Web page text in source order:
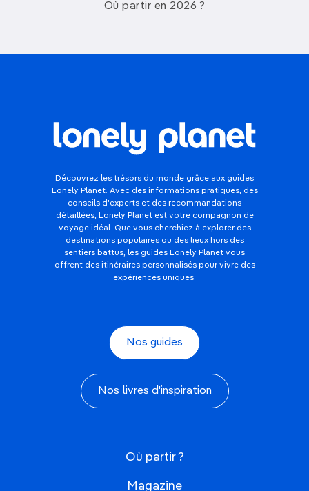
Où partir en 2026 ?
Découvrez les trésors du monde grâce aux guides
Lonely Planet. Avec des informations pratiques, des
conseils d'experts et des recommandations
détaillées, Lonely Planet est votre compagnon de
voyage idéal. Que vous cherchiez à explorer des
destinations populaires ou des lieux hors des
sentiers battus, les guides Lonely Planet vous
offrent des itinéraires personnalisés pour vivre des
expériences uniques.
Nos guides
Nos livres d'inspiration
Où partir ?
Magazine